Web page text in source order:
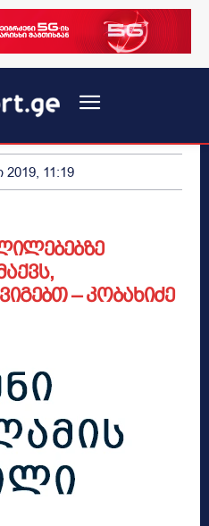
11:19
– კობახიძე